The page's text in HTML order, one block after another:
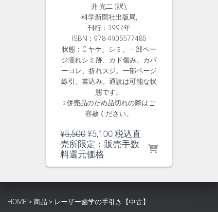
井 光二 (訳),
科学新聞社出版局,
刊行：1997年
ISBN：978-4905577485
状態：C ヤケ、シミ。一部ペー
ジ濡れシミ跡、カド傷み。カバ
ーヨレ、折れスジ。一部ページ
線引、書込み。通読は可能な状
態です。
※併売品のため品切れの際はご
容赦ください。
¥5,500元
の
価
¥5,500
し
¥5,100 現
在
は
で
税込直
売所限定：販売手数
料還元価格
HOME > 商品 > レーザー歯学の手引き【中古】